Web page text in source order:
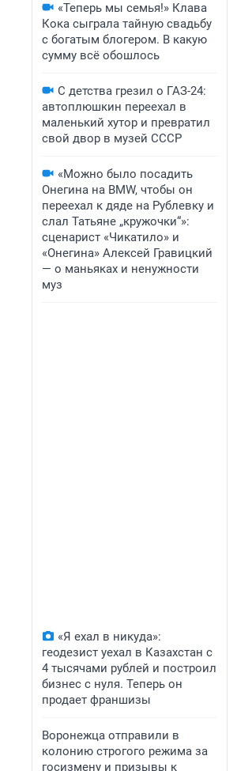
«Теперь мы семья!» Клава
Кока сыграла тайную свадьбу
с богатым блогером. В какую
сумму всё обошлось
С детства грезил о ГАЗ-24:
автоплюшкин переехал в
маленький хутор и превратил
свой двор в музей СССР
«Можно было посадить
Онегина на BMW, чтобы он
переехал к дяде на Рублевку и
слал Татьяне „кружочки“»:
сценарист «Чикатило» и
«Онегина» Алексей Гравицкий
— о маньяках и ненужности
муз
«Я ехал в никуда»:
геодезист уехал в Казахстан с
4 тысячами рублей и построил
бизнес с нуля. Теперь он
продает франшизы
Воронежца отправили в
колонию строгого режима за
госизмену и призывы к